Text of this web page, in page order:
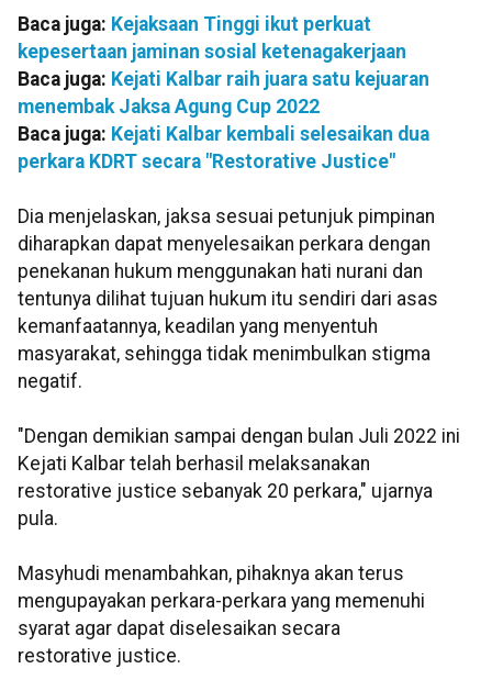
Baca juga: Kejaksaan Tinggi ikut perkuat
kepesertaan jaminan sosial ketenagakerjaan
Baca juga: Kejati Kalbar raih juara satu kejuaran
menembak Jaksa Agung Cup 2022
Baca juga: Kejati Kalbar kembali selesaikan dua
perkara KDRT secara "Restorative Justice"
Dia menjelaskan, jaksa sesuai petunjuk pimpinan
diharapkan dapat menyelesaikan perkara dengan
penekanan hukum menggunakan hati nurani dan
tentunya dilihat tujuan hukum itu sendiri dari asas
kemanfaatannya, keadilan yang menyentuh
masyarakat, sehingga tidak menimbulkan stigma
negatif.
"Dengan demikian sampai dengan bulan Juli 2022 ini
Kejati Kalbar telah berhasil melaksanakan
restorative justice sebanyak 20 perkara," ujarnya
pula.
Masyhudi menambahkan, pihaknya akan terus
mengupayakan perkara-perkara yang memenuhi
syarat agar dapat diselesaikan secara
restorative justice.